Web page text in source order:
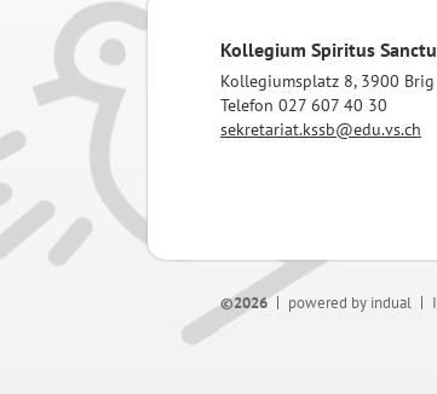
Kollegium Spiritus
Kollegiumsplatz 8, 3900 Brig
Telefon 027 607 40 30
sekretariat.kssb@edu.vs.ch
©2026 powered by indual